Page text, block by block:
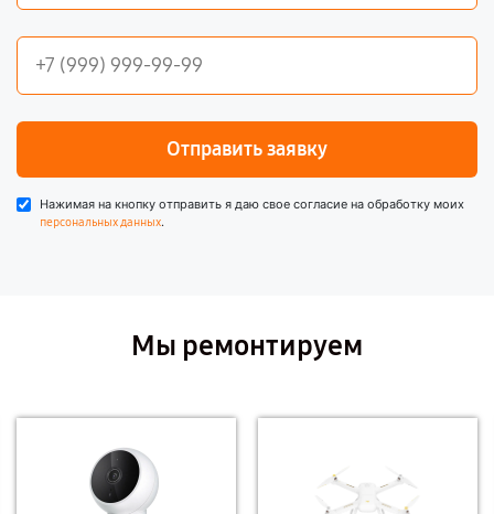
Отправить заявку
Нажимая на кнопку отправить я даю свое согласие на обработку моих
персональных данных.
Мы ремонтируем